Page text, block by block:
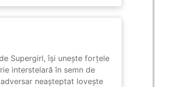
Supergirl, își unește forțele
interstelară în semn de
neașteptat lovește